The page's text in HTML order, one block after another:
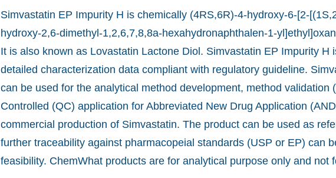
Simvastatin EP Impurity H is chemically (4RS,6R)-4-hydroxy-6-[2-
hydroxy-2,6-dimethyl-1,2,6,7,8,8a-hexahydronaphthalen-1-
It is also known as Lovastatin Lactone Diol. Simvastatin EP Impurity H
detailed characterization data compliant with regulatory guideline.
can be used for the analytical method development, method validation
Controlled (QC) application for Abbreviated New Drug Application
commercial production of Simvastatin. The product can be used as
further traceability against pharmacopeial standards (USP or EP) can
feasibility. ChemWhat products are for analytical purpose only and not